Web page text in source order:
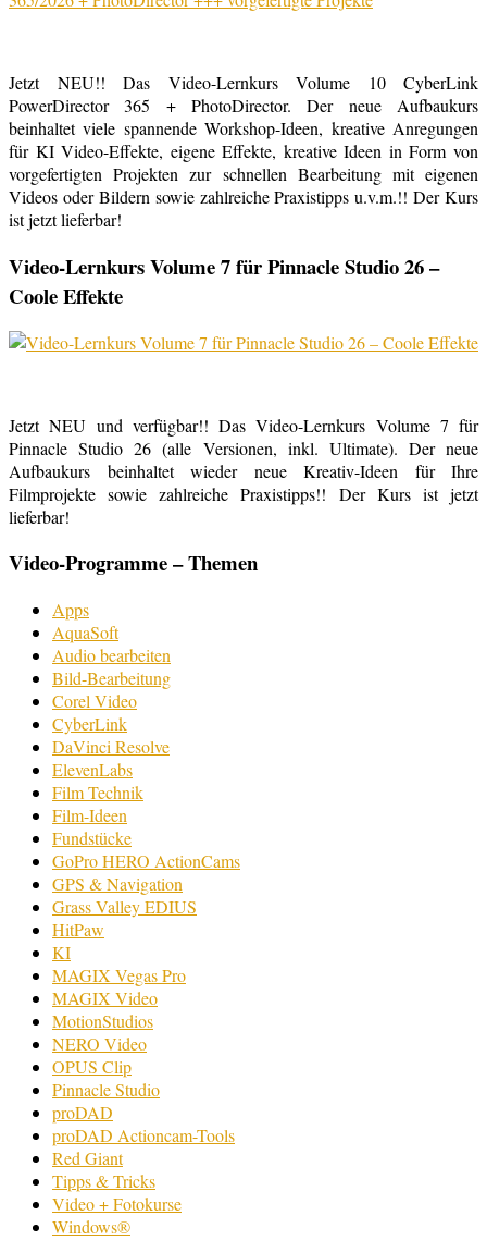
Jetzt NEU!! Das Video-Lernkurs Volume 10 CyberLink
PowerDirector 365 + PhotoDirector. Der neue Aufbaukurs
beinhaltet viele spannende Workshop-Ideen, kreative Anregungen
für KI Video-Effekte, eigene Effekte, kreative Ideen in Form von
vorgefertigten Projekten zur schnellen Bearbeitung mit eigenen
Videos oder Bildern sowie zahlreiche Praxistipps u.v.m.!! Der Kurs
ist jetzt lieferbar!
Video-Lernkurs Volume 7 für Pinnacle Studio 26 –
Coole Effekte
Jetzt NEU und verfügbar!! Das Video-Lernkurs Volume 7 für
Pinnacle Studio 26 (alle Versionen, inkl. Ultimate). Der neue
Aufbaukurs beinhaltet wieder neue Kreativ-Ideen für Ihre
Filmprojekte sowie zahlreiche Praxistipps!! Der Kurs ist jetzt
lieferbar!
Video-Programme – Themen
Apps
AquaSoft
Audio bearbeiten
Bild-Bearbeitung
Corel Video
CyberLink
DaVinci Resolve
ElevenLabs
Film Technik
Film-Ideen
Fundstücke
GoPro HERO ActionCams
GPS & Navigation
Grass Valley EDIUS
HitPaw
KI
MAGIX Vegas Pro
MAGIX Video
MotionStudios
NERO Video
OPUS Clip
Pinnacle Studio
proDAD
proDAD Actioncam-Tools
Red Giant
Tipps & Tricks
Video + Fotokurse
Windows®